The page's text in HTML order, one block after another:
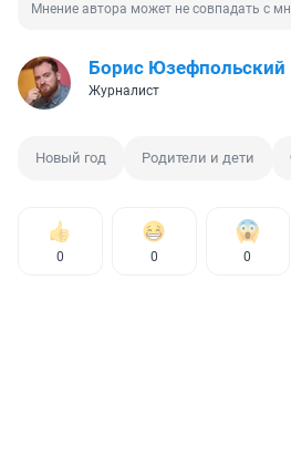
Мнение автора может не совпадать с
Борис Юзефпольский
Журналист
Новый год Родители и дети
0 0 0